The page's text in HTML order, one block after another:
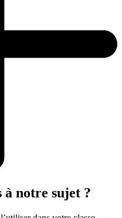
à notre sujet ?